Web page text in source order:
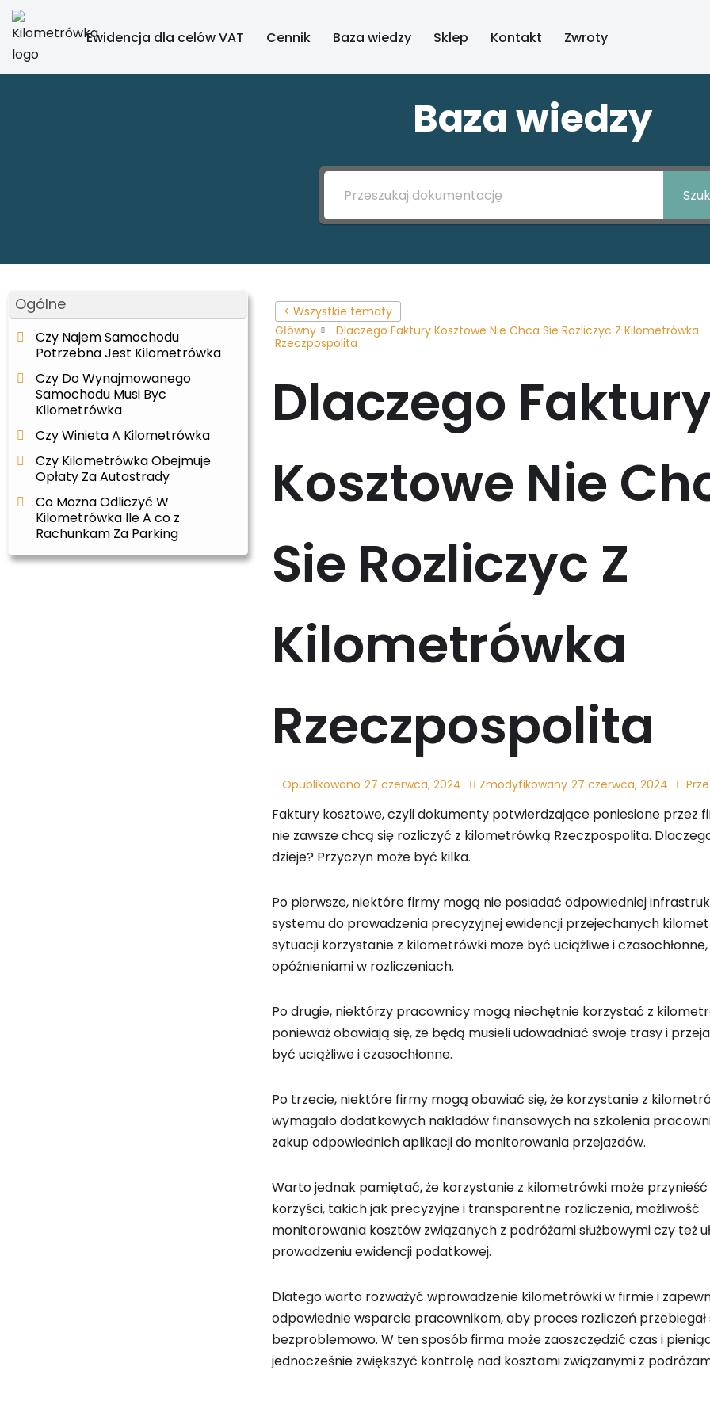
do
Ewidencja dla celów VAT Cennik Baza wiedzy Sklep Kontakt Zwroty
Baza wiedzy
Ogólne
Czy Najem Samochodu
Potrzebna Jest Kilometrówka
Czy Do Wynajmowanego
Samochodu Musi Byc
Kilometrówka
Czy Winieta A Kilometrówka
Czy Kilometrówka Obejmuje
Opłaty Za Autostrady
Co Można Odliczyć W
Kilometrówka Ile A co z
Rachunkam Za Parking
< Wszystkie tematy
Główny
Dlaczego Faktury Kosztowe Nie Chca Sie Rozliczyc Z Kilometrówka
Rzeczpospolita
Dlaczego
Kosztowe Nie
Sie Rozliczyc Z
Kilometrówka
Rzeczpospolita
Opublikowano 27 czerwca, 2024 Zmodyfikowany 27 czerwca, 2024
Faktury kosztowe, czyli dokumenty potwierdzające poniesione przez
nie zawsze chcą się rozliczyć z kilometrówką Rzeczpospolita.
dzieje? Przyczyn może być kilka.
Po pierwsze, niektóre firmy mogą nie posiadać odpowiedniej
systemu do prowadzenia precyzyjnej ewidencji przejechanych
sytuacji korzystanie z kilometrówki może być uciążliwe i
opóźnieniami w rozliczeniach.
Po drugie, niektórzy pracownicy mogą niechętnie korzystać z
ponieważ obawiają się, że będą musieli udowadniać swoje trasy i
być uciążliwe i czasochłonne.
Po trzecie, niektóre firmy mogą obawiać się, że korzystanie z
wymagało dodatkowych nakładów finansowych na szkolenia
zakup odpowiednich aplikacji do monitorowania przejazdów.
Warto jednak pamiętać, że korzystanie z kilometrówki może
korzyści, takich jak precyzyjne i transparentne rozliczenia, możliwość
monitorowania kosztów związanych z podróżami służbowymi czy też
prowadzeniu ewidencji podatkowej.
Dlatego warto rozważyć wprowadzenie kilometrówki w firmie i
odpowiednie wsparcie pracownikom, aby proces rozliczeń przebiegał
bezproblemowo. W ten sposób firma może zaoszczędzić czas i
jednocześnie zwiększyć kontrolę nad kosztami związanymi z